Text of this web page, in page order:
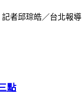
記者邱琮皓／台北報導
點